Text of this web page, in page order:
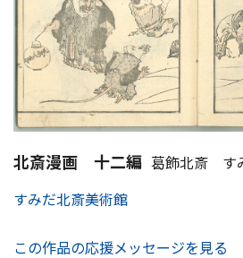
北斎漫画 十二編 葛飾北斎 す
すみだ北斎美術館
この作品の応援メッセージを見る